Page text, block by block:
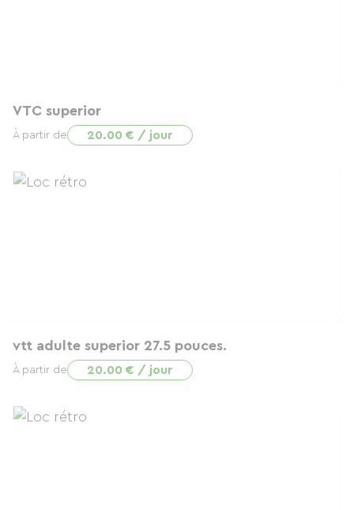
VTC superior
À partir de 20.00 € / jour
vtt adulte superior 27.5 pouces.
À partir de 20.00 € / jour